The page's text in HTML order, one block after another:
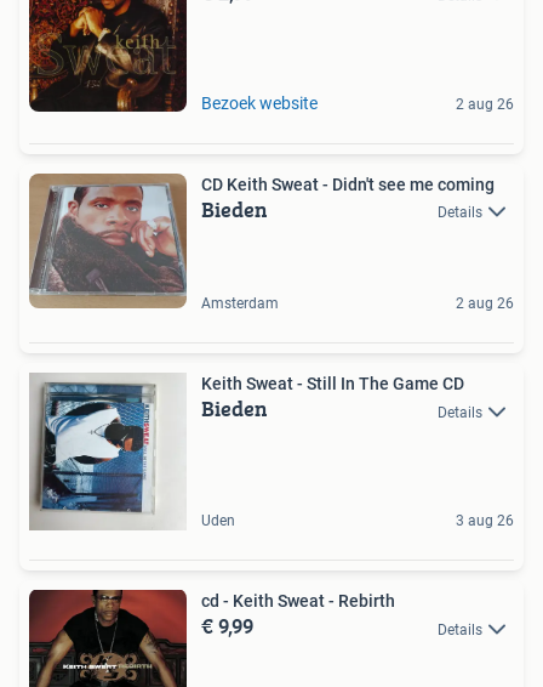
Bezoek website 2 aug 26
CD Keith Sweat - Didn't see me coming
Bieden Details
Amsterdam 2 aug 26
Keith Sweat - Still In The Game CD
Bieden Details
Uden 3 aug 26
cd - Keith Sweat - Rebirth
€ 9,99 Details